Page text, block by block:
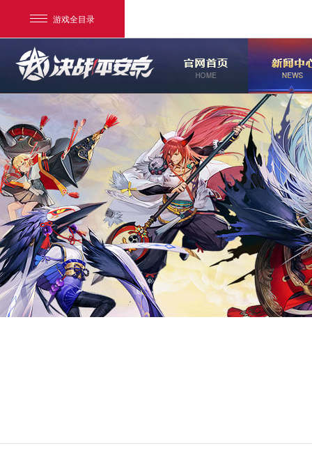
游戏全目录
网易游戏
游戏爱好者
我的足迹： 决战！平安京